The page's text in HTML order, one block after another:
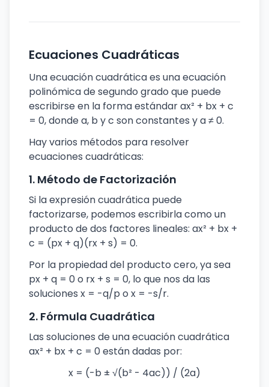
Ecuaciones Cuadráticas
Una ecuación cuadrática es una ecuación
polinómica de segundo grado que puede
escribirse en la forma estándar ax² + bx + c
= 0, donde a, b y c son constantes y a ≠ 0.
Hay varios métodos para resolver
ecuaciones cuadráticas:
1. Método de Factorización
Si la expresión cuadrática puede
factorizarse, podemos escribirla como un
producto de dos factores lineales: ax² + bx +
c = (px + q)(rx + s) = 0.
Por la propiedad del producto cero, ya sea
px + q = 0 o rx + s = 0, lo que nos da las
soluciones x = -q/p o x = -s/r.
2. Fórmula Cuadrática
Las soluciones de una ecuación cuadrática
ax² + bx + c = 0 están dadas por:
x = (-b ± √(b² - 4ac)) / (2a)